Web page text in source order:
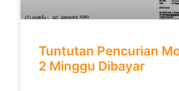
Tuntutan Pencurian
2 Minggu Dibayar